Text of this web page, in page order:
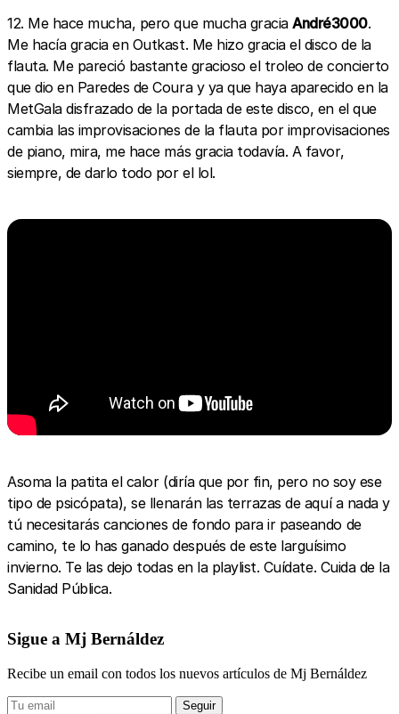
12. Me hace mucha, pero que mucha graciaAndré3000.
Me hacía gracia en Outkast. Me hizo gracia el disco de la
flauta. Me pareció bastante gracioso el troleo de concierto
que dio en Paredes de Coura y ya que haya aparecido en la
MetGala disfrazado de la portada de este disco, en el que
cambia las improvisaciones de la flauta por improvisaciones
de piano, mira, me hace más gracia todavía. A favor,
siempre, de darlo todo por el lol.
Asoma la patita el calor (diría que por fin, pero no soy ese
tipo de psicópata), se llenarán las terrazas de aquí a nada y
tú necesitarás canciones de fondo para ir paseando de
camino, te lo has ganado después de este larguísimo
invierno. Te las dejo todas en la playlist. Cuídate. Cuida de la
Sanidad Pública.
Sigue a Mj Bernáldez
Recibe un email con todos los nuevos artículos de Mj Bernáldez